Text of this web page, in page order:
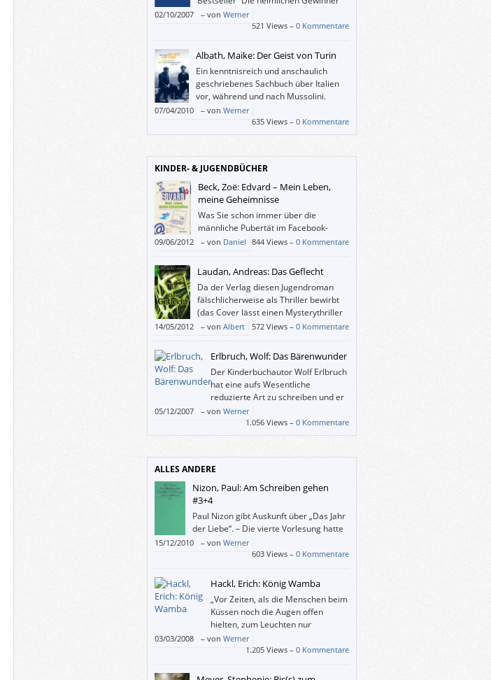
aus dem Jahre 1996 kennen, dürfte
das aktuelle Buch keine grundlegenden
Überraschungen bergen, alle anderen werden
sich darüber wundern, dass es in Deutschland,
Österreich und der Schweiz mehr als 1.000
Weltmarktführer gibt.
02/10/2007 – von Werner
521 Views – 0 Kommentare
Albath, Maike: Der Geist von Turin
Ein kenntnisreich und anschaulich
geschriebenes Sachbuch über Italien
vor, während und nach Mussolini.
07/04/2010 – von Werner
635 Views – 0 Kommentare
KINDER- & JUGENDBÜCHER
Beck, Zoë: Edvard – Mein Leben,
meine Geheimnisse
Was Sie schon immer über die
männliche Pubertät im Facebook-
Zeitalter wissen wollten, Edvard
erklärt es Ihnen!
09/06/2012 – von Daniel 844 Views – 0 Kommentare
Laudan, Andreas: Das Geflecht
Da der Verlag diesen Jugendroman
fälschlicherweise als Thriller bewirbt
(das Cover lässt einen Mysterythriller
vermuten), ist es ein leider glatter
Fehlkauf geworden.
14/05/2012 – von Albert 572 Views – 0 Kommentare
Erlbruch, Wolf: Das Bärenwunder
Der Kinderbuchautor Wolf Erlbruch
hat eine aufs Wesentliche
reduzierte Art zu schreiben und er
zeichnet wunderbar knapp an der
Realität vorbei.
05/12/2007 – von Werner
1.056 Views – 0 Kommentare
ALLES ANDERE
Nizon, Paul: Am Schreiben gehen
#3+4
Paul Nizon gibt Auskunft über „Das Jahr
der Liebe“. – Die vierte Vorlesung hatte
Stoff, Form, Struktur, Aussage und
Thematik zum Thema.
15/12/2010 – von Werner
603 Views – 0 Kommentare
Hackl, Erich: König Wamba
„Vor Zeiten, als die Menschen beim
Küssen noch die Augen offen
hielten, zum Leuchten nur
Glühwürmchen und Pechfackeln
hatten … – vor eintausenddreihundertdreizehn
Jahren also lebten in einem Land, dessen Name
mir entfallen ist, das Volk der Goten. Alle Männer
03/03/2008 – von Werner
1.205 Views – 0 Kommentare